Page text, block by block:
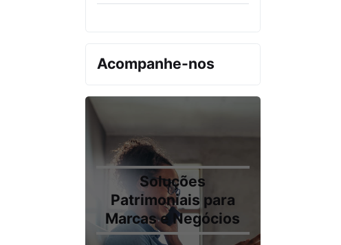
Acompanhe-nos
Soluções
Patrimoniais para
Marcas e Negócios